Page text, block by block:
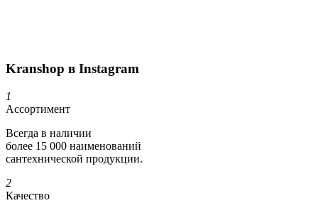
Kranshop в Instagram
1
Ассортимент
Всегда в наличии
более 15 000 наименований
сантехнической продукции.
2
Качество